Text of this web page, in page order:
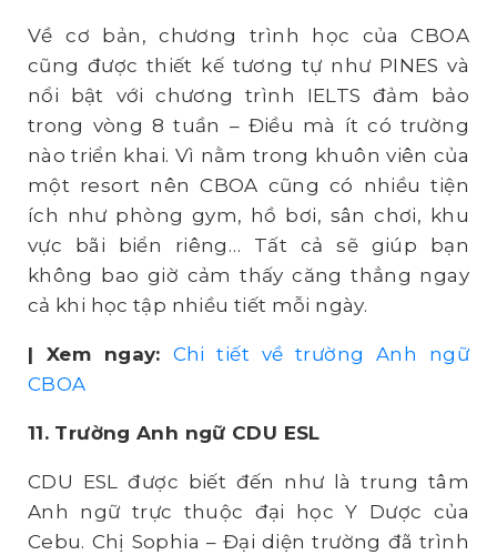
Về cơ bản, chương trình học của CBOA
cũng được thiết kế tương tự như PINES và
nổi bật với chương trình IELTS đảm bảo
trong vòng 8 tuần – Điều mà ít có trường
nào triển khai. Vì nằm trong khuôn viên của
một resort nên CBOA cũng có nhiều tiện
ích như phòng gym, hồ bơi, sân chơi, khu
vực bãi biển riêng… Tất cả sẽ giúp bạn
không bao giờ cảm thấy căng thẳng ngay
cả khi học tập nhiều tiết mỗi ngày.
| Xem ngay: Chi tiết về trường Anh ngữ
CBOA
11. Trường Anh ngữ CDU ESL
CDU ESL được biết đến như là trung tâm
Anh ngữ trực thuộc đại học Y Dược của
Cebu. Chị Sophia – Đại diện trường đã trình